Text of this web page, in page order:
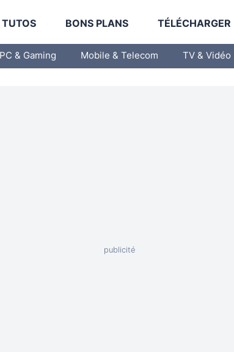
TUTOS BONS PLANS TÉLÉCHARGER
PC & Gaming Mobile & Telecom TV & Vidéo